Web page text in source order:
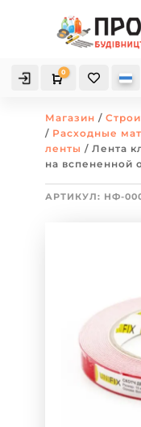
Корзина
0 
Магазин /
/ Расходные
ленты / Лента
на вспененной
АРТИКУЛ: НФ-